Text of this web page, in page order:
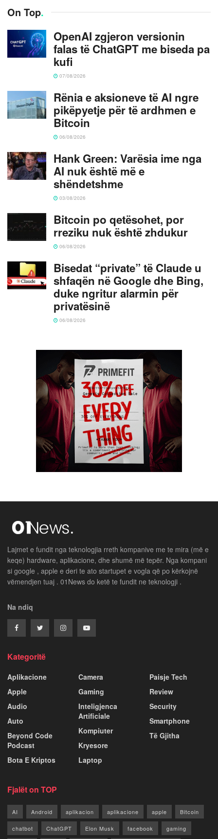
On Top.
OpenAI zgjeron versionin
falas të ChatGPT me biseda pa
kufi
07/08/2026
Rënia e aksioneve të AI ngre
pikëpyetje për të ardhmen e
Bitcoin
06/08/2026
Hank Green: Varësia ime nga
AI nuk është më e
shëndetshme
03/08/2026
Bitcoin po qetësohet, por
rreziku nuk është zhdukur
06/08/2026
Bisedat “private” të Claude u
shfaqën në Google dhe Bing,
duke ngritur alarmin për
privatësinë
06/08/2026
Lajmet e fundit nga teknologjia rreth kompanive me te mira (më e
keqe) hardware, aplikacione, dhe shumë më tepër. Nga kompani
si google , apple e deri te ato startupet e vogla që po kërkojnë
vëmendjen tuaj . 01News do ketë te fundit ne teknologji .
Na ndiq
Kategoritë
Aplikacione
Apple
Audio
Auto
Beyond Code
Podcast
Bota E Kriptos
Camera
Gaming
Inteligjenca
Artificiale
Kompiuter
Kryesore
Laptop
Paisje Tech
Review
Security
Smartphone
Të Gjitha
Fjalët on TOP
AI Android aplikacion aplikacione apple Bitcoin
chatbot ChatGPT Elon Musk facebook gaming